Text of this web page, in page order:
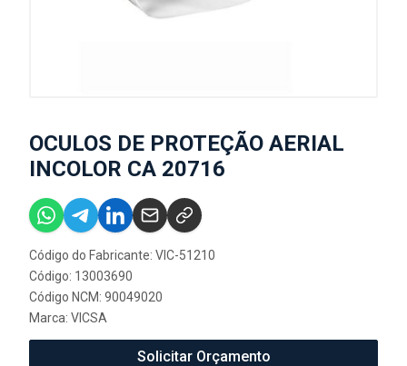
OCULOS DE PROTEÇÃO AERIAL
INCOLOR CA 20716
Código do Fabricante: VIC-51210
Código: 13003690
Código NCM: 90049020
Marca: VICSA
Solicitar Orçamento